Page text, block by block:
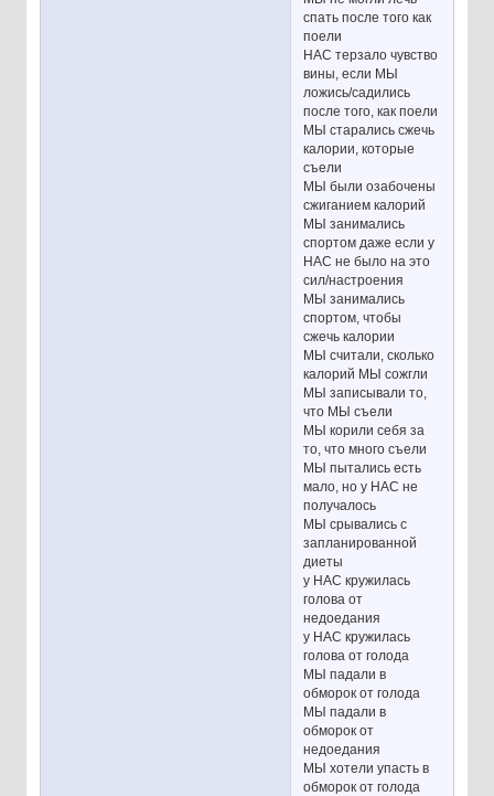
спать после того как
поели
НАС терзало чувство
вины, если МЫ
ложись/садились
после того, как поели
МЫ старались сжечь
калории, которые
съели
МЫ были озабочены
сжиганием калорий
МЫ занимались
спортом даже если у
НАС не было на это
сил/настроения
МЫ занимались
спортом, чтобы
сжечь калории
МЫ считали, сколько
калорий МЫ сожгли
МЫ записывали то,
что МЫ съели
МЫ корили себя за
то, что много съели
МЫ пытались есть
мало, но у НАС не
получалось
МЫ срывались с
запланированной
диеты
у НАС кружилась
голова от
недоедания
у НАС кружилась
голова от голода
МЫ падали в
обморок от голода
МЫ падали в
обморок от
недоедания
МЫ хотели упасть в
обморок от голода